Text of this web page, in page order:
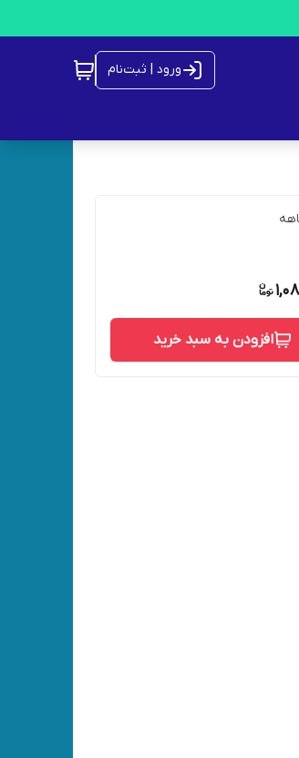
ورود | ثبت‌نام
افزودن به سبد خرید